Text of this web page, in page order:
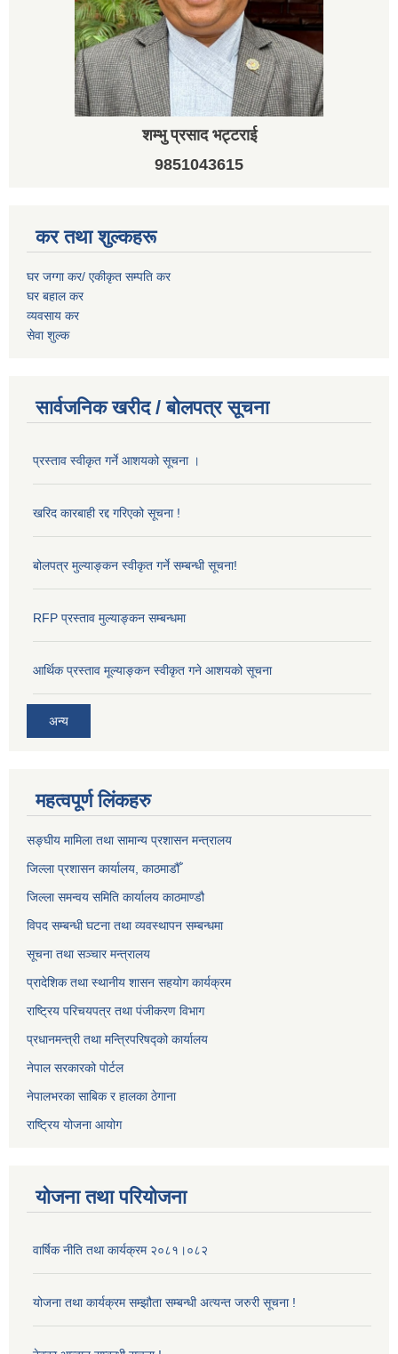
शम्भु प्रसाद भट्टराई
9851043615
कर तथा शुल्कहरू
घर जग्गा कर/ एकीकृत सम्पति कर
घर बहाल कर
व्यवसाय कर
सेवा शुल्क
सार्वजनिक खरीद / बोलपत्र सूचना
प्रस्ताव स्वीकृत गर्ने आशयको सूचना ।
खरिद कारबाही रद्द गरिएको सूचना !
बोलपत्र मुल्याङ्कन स्वीकृत गर्ने सम्बन्धी सूचना!
RFP प्रस्ताव मुल्याङ्कन सम्बन्धमा
आर्थिक प्रस्ताव मूल्याङ्कन स्वीकृत गने आशयको सूचना
अन्य
महत्वपूर्ण लिंकहरु
सङ्‍घीय मामिला तथा सामान्य प्रशासन मन्त्रालय
जिल्ला प्रशासन कार्यालय, काठमाडौँ
जिल्ला समन्वय समिति कार्यालय काठमाण्ड‌ौ
विपद सम्बन्धी घटना तथा व्यवस्थापन सम्बन्धमा
सूचना तथा सञ्चार मन्त्रालय
प्रादेशिक तथा स्थानीय शासन सहयोग कार्यक्रम
राष्ट्रिय परिचयपत्र तथा पंजीकरण विभाग
प्रधानमन्त्री तथा मन्त्रिपरिषद्को कार्यालय
नेपाल सरकारको पोर्टल
नेपालभरका साबिक र हालका ठेगाना
राष्ट्रिय योजना आयोग
योजना तथा परियोजना
वार्षिक नीति तथा कार्यक्रम २०८१।०८२
योजना तथा कार्यक्रम सम्झौता सम्बन्धी अत्यन्त जरुरी सूचना !